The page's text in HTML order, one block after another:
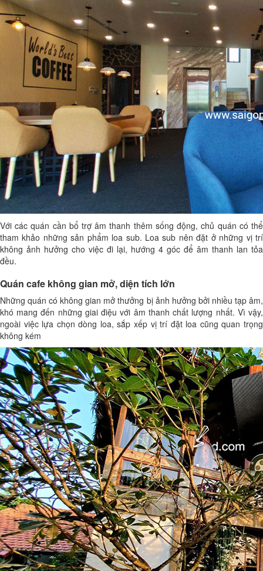
Với các quán cần bổ trợ âm thanh thêm sống động, chủ quán có thể
tham khảo những sản phẩm loa sub. Loa sub nên đặt ở những vị trí
không ảnh hưởng cho việc đi lại, hướng 4 góc để âm thanh lan tỏa
đều.
Quán cafe không gian mở, diện tích lớn
Những quán có không gian mở thưởng bị ảnh hưởng bởi nhiều tạp âm,
khó mang đến những giai điệu với âm thanh chất lượng nhất. Vì vậy,
ngoài việc lựa chọn dòng loa, sắp xếp vị trí đặt loa cũng quan trọng
không kém